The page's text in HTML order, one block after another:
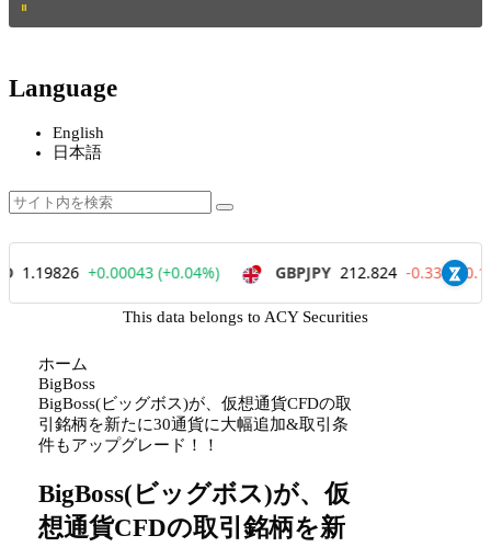
Language
English
日本語
This data belongs to ACY Securities
ホーム
BigBoss
BigBoss(ビッグボス)が、仮想通貨CFDの取
引銘柄を新たに30通貨に大幅追加&取引条
件もアップグレード！！
BigBoss(ビッグボス)が、仮
想通貨CFDの取引銘柄を新